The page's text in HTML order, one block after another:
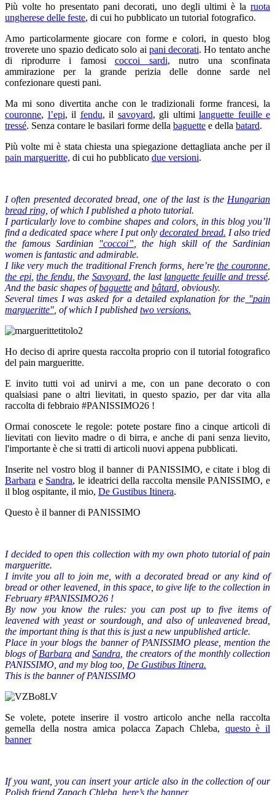
Più volte ho presentato pani decorati, uno degli ultimi è la ruota
ungherese delle feste, di cui ho pubblicato un tutorial fotografico.
Amo particolarmente giocare con forme e colori, in questo blog
troverete uno spazio dedicato solo ai pani decorati. Ho tentato anche
di riprodurre i famosi coccoi sardi, nutro una sconfinata
ammirazione per la grande perizia delle donne sarde nel
confezionare questi pani.
Ma mi sono divertita anche con le tradizionali forme francesi, la
couronne, l’epi, il fendu, il savoyard, gli ultimi languette feuille e
tressé. Senza contare le basilari forme della baguette e della batard.
Più volte mi è stata chiesta una spiegazione dettagliata anche per il
pain margueritte, di cui ho pubblicato due versioni.
I often presented decorated bread ,one of the last is the Hungarian
bread ring , of which I published a photo tutorial.
I particularly love to combine shapes and colors, in this blog you’ll
find a dedicated space where I put onlydecorated bread. I also tried
the famous Sardinian "coccoi” the high skill of the Sardinian
women is fantastic and admirable.
I like very much the traditional French forms, here’rethe couronne
the epi,the fendu,the Savoyard,the last languette feuille and tressé.
And the basic shapes of baguette and bâtard , obviously.
Several times I was asked for a detailed explanation for the "pain
margueritte" of which I published two versions.
Ho deciso di aprire questa raccolta proprio con il tutorial fotografico
del pain margueritte.
E invito tutti voi ad unirvi a me, con un pane decorato o con
qualsiasi pane o altri lievitati, in questo spazio, per dar vita alla
raccolta di febbraio #PANISSIMO26 !
Ormai conoscete le regole: potete postare fino a cinque articoli di
lievitati con lievito madre o di birra, e anche di pani senza lievito,
l'importante è che si tratti di articoli nuovi appena pubblicati.
Inserite nel vostro blog il banner di PANISSIMO, e citate i blog di
Barbara e Sandra, le ideatrici della raccolta mensile PANISSIMO, e
il blog ospitante, il mio, De Gustibus Itinera.
Questo è il banner di PANISSIMO
I decided to open this collection with my own photo tutorial of pain
margueritte.
I invite you all to join me, with a decorated bread or any kind of
bread or other leavened, in this space, to give life to the collection in
February #PANISSIMO26 !
By now you know the rules: you can post up to five items of
leavened with yeast or sourdough, and also of unleavened bread,
the important thing is that this is just a new unpublished article.
Place in your blogs the banner of PANISSIMO please, mention the
blogs ofBarbara and Sandra , the creators of the monthly collection
PANISSIMO, and my blog too, De Gustibus Itinera.
This is the banner of PANISSIMO
Se volete, potete inserire il vostro articolo anche nella raccolta
gemella della nostra amica polacca Zapach Chleba, questo è il
banner
If you want, you can insert your article also in the collection of our
Polish friend Zapach Chleba here’s the banner